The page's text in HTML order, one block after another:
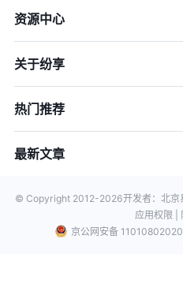
资源中心
关于纷享
热门推荐
最新文章
© Copyright 2012-2026开发者：北京
应用权限 |
京公网安备